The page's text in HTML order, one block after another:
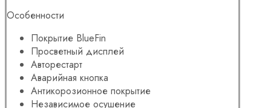
Особенности
Покрытие BlueFin
Просветный дисплей
Авторестарт
Аварийная кнопка
Антикорозионное покрытие
Независимое осушение